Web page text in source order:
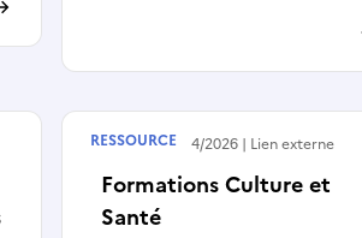
Formations Culture et
Santé
Publié le10/04/2026 Lien externe
RESSOURCE